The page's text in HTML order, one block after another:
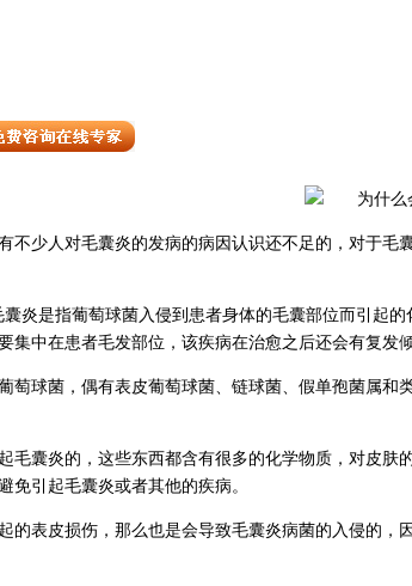
不少人对毛囊炎的发病的病因认识还不足的，对于
炎是指葡萄球菌入侵到患者身体的毛囊部位而引起
中在患者毛发部位，该疾病在治愈之后还会有复
萄球菌，偶有表皮葡萄球菌、链球菌、假单孢菌属
毛囊炎的，这些东西都含有很多的化学物质，对皮
免引起毛囊炎或者其他的疾病。
的表皮损伤，那么也是会导致毛囊炎病菌的入侵的，